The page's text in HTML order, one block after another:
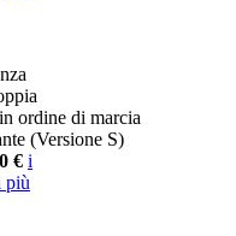
ordine di marcia
(Versione S)
€ i
più